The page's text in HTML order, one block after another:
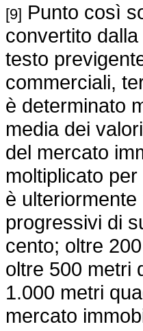
[9] Punto così
convertito dalla
testo
commerciali,
è determinato
media dei
del mercato
moltiplicato
è
progressivi di
cento; oltre
oltre 500 metri
1.000 metri
mercato